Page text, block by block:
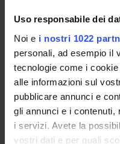
Uso responsabile dei
Noi e i nostri 1022
personali, ad esempio il
tecnologie come i
alle informazioni sul
pubblicare annunci e
gli annunci e i contenuti,
i servizi. Avete la
vostri dati e per quali
GOVERNANCE
COMMISSIONI
UFFICI E STRUTTURE
SERVIZI DI